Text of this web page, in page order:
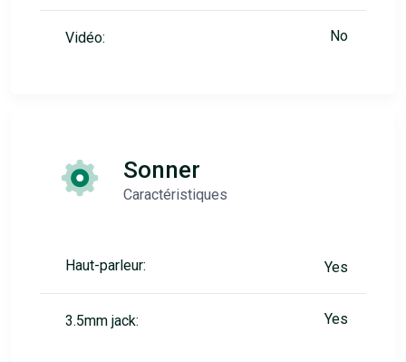
Vidéo: No
Sonner
Caractéristiques
Haut-parleur: Yes
3.5mm jack: Yes